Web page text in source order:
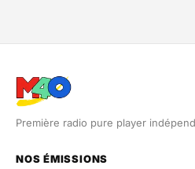
Première radio pure player
NOS ÉMISSIONS